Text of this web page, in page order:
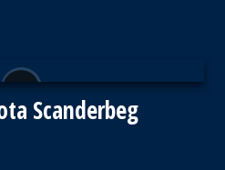
Scanderbeg